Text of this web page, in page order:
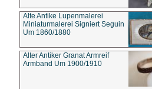
Alte Antike Lupenmalerei
Miniaturmalerei Signiert Seguin
Um 1860/1880
Alter Antiker Granat Armreif
Armband Um 1900/1910